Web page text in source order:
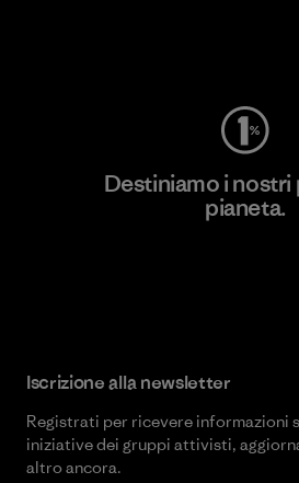
Destiniamo i
pianeta.
Iscrizione alla newsletter
Registrati per ricevere informazioni
iniziative dei gruppi attivisti,
altro ancora.